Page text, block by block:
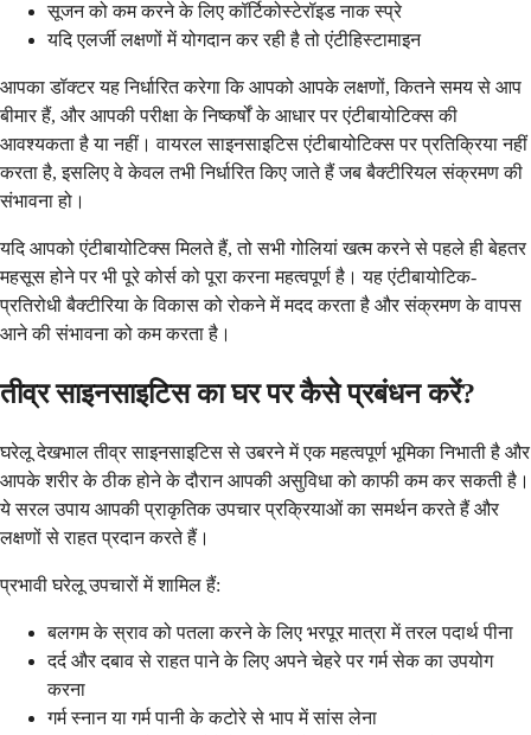
सूजन को कम करने के लिए कॉर्टिकोस्टेरॉइड नाक स्प्रे
यदि एलर्जी लक्षणों में योगदान कर रही है तो एंटीहिस्टामाइन
आपका डॉक्टर यह निर्धारित करेगा कि आपको आपके लक्षणों, कितने समय से आप
बीमार हैं, और आपकी परीक्षा के निष्कर्षों के आधार पर एंटीबायोटिक्स की
आवश्यकता है या नहीं। वायरल साइनसाइटिस एंटीबायोटिक्स पर प्रतिक्रिया नहीं
करता है, इसलिए वे केवल तभी निर्धारित किए जाते हैं जब बैक्टीरियल संक्रमण की
संभावना हो।
यदि आपको एंटीबायोटिक्स मिलते हैं, तो सभी गोलियां खत्म करने से पहले ही बेहतर
महसूस होने पर भी पूरे कोर्स को पूरा करना महत्वपूर्ण है। यह एंटीबायोटिक-
प्रतिरोधी बैक्टीरिया के विकास को रोकने में मदद करता है और संक्रमण के वापस
आने की संभावना को कम करता है।
तीव्र साइनसाइटिस का घर पर कैसे प्रबंधन करें?
घरेलू देखभाल तीव्र साइनसाइटिस से उबरने में एक महत्वपूर्ण भूमिका निभाती है और
आपके शरीर के ठीक होने के दौरान आपकी असुविधा को काफी कम कर सकती है।
ये सरल उपाय आपकी प्राकृतिक उपचार प्रक्रियाओं का समर्थन करते हैं और
लक्षणों से राहत प्रदान करते हैं।
प्रभावी घरेलू उपचारों में शामिल हैं:
बलगम के स्राव को पतला करने के लिए भरपूर मात्रा में तरल पदार्थ पीना
दर्द और दबाव से राहत पाने के लिए अपने चेहरे पर गर्म सेक का उपयोग
करना
गर्म स्नान या गर्म पानी के कटोरे से भाप में सांस लेना